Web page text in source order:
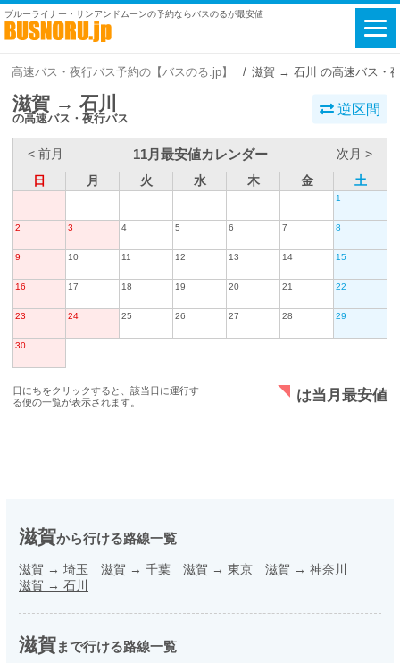
ブルーライナー・サンアンドムーンの予約ならバスのるが最安値
高速バス・夜行バス予約の【バスのる.jp】 滋賀 → 石川 の高速バス・
滋賀 → 石川
の高速バス・夜行バス
逆区間
< 前月 11月最安値カレンダー
次月 >
日
月 火 水 木 金 土
1
2 3 4 5 6 7 8
9 10 11 12 13 14 15
16 17 18 19 20 21 22
23 24 25 26 27 28 29
30
日にちをクリックすると、該当日に運行す
る便の一覧が表示されます。
は当月最安値
滋賀から行ける路線一覧
滋賀 → 埼玉 滋賀 → 千葉 滋賀 → 東京 滋賀 → 神奈川
滋賀 → 石川
滋賀まで行ける路線一覧